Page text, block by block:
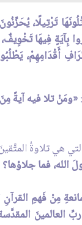
تَرْتِيلًا،
بِآيَةٍ فِيهَا
أَقْدَامِهِمْ،
«ومَنْ تلا فيه آيةً
هي تلاوةُ
فما جلاؤها؟
مِنْ فَهمِ
العالمينَ